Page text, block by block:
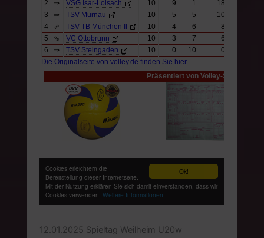
12.01.2025 Spieltag Weilheim U20w